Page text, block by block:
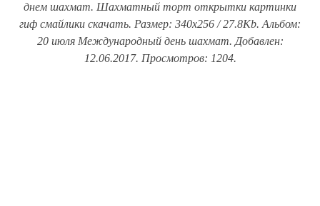
днем шахмат. Шахматный торт открытки картинки
гиф смайлики скачать. Размер: 340x256 / 27.8Kb. Альбом:
20 июля Международный день шахмат. Добавлен:
12.06.2017. Просмотров: 1204.